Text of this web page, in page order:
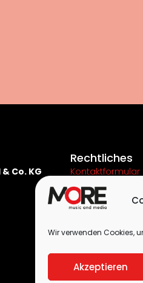
Wir verwenden Cookies,
Akzeptieren
Co. KG
Rechtliches
Kontaktformular
Impressum
Cookie-Richtlinie